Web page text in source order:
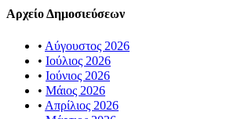
Αρχείο Δημοσιεύσεων
• Αύγουστος 2026
• Ιούλιος 2026
• Ιούνιος 2026
• Μάιος 2026
• Απρίλιος 2026